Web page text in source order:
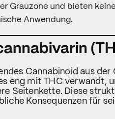
Grauzone und bieten
Anwendung.
Cannabinoid aus der
eng mit THC verwandt,
Seitenkette. Diese
Konsequenzen für